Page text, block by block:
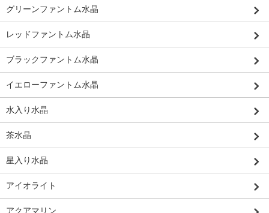
グリーンファントム水晶
レッドファントム水晶
ブラックファントム水晶
イエローファントム水晶
水入り水晶
茶水晶
星入り水晶
アイオライト
アクアマリン